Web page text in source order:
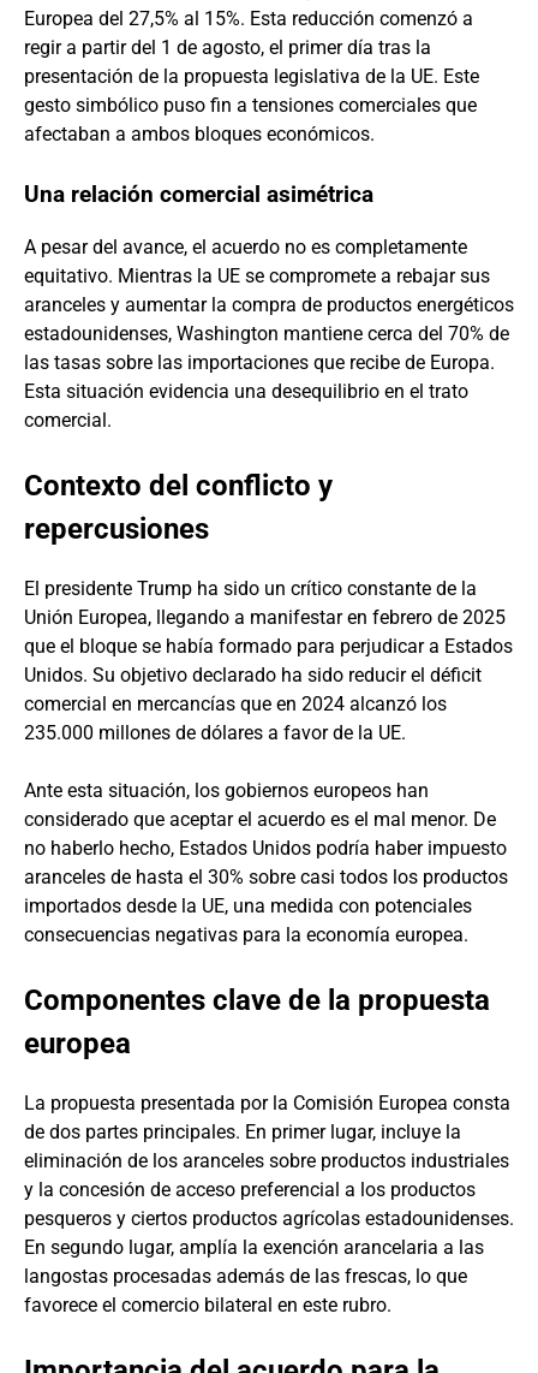
Europea del 27,5% al 15%. Esta reducción comenzó a
regir a partir del 1 de agosto, el primer día tras la
presentación de la propuesta legislativa de la UE. Este
gesto simbólico puso fin a tensiones comerciales que
afectaban a ambos bloques económicos.
Una relación comercial asimétrica
A pesar del avance, el acuerdo no es completamente
equitativo. Mientras la UE se compromete a rebajar sus
aranceles y aumentar la compra de productos energéticos
estadounidenses, Washington mantiene cerca del 70% de
las tasas sobre las importaciones que recibe de Europa.
Esta situación evidencia una desequilibrio en el trato
comercial.
Contexto del conflicto y
repercusiones
El presidente Trump ha sido un crítico constante de la
Unión Europea, llegando a manifestar en febrero de 2025
que el bloque se había formado para perjudicar a Estados
Unidos. Su objetivo declarado ha sido reducir el déficit
comercial en mercancías que en 2024 alcanzó los
235.000 millones de dólares a favor de la UE.
Ante esta situación, los gobiernos europeos han
considerado que aceptar el acuerdo es el mal menor. De
no haberlo hecho, Estados Unidos podría haber impuesto
aranceles de hasta el 30% sobre casi todos los productos
importados desde la UE, una medida con potenciales
consecuencias negativas para la economía europea.
Componentes clave de la propuesta
europea
La propuesta presentada por la Comisión Europea consta
de dos partes principales. En primer lugar, incluye la
eliminación de los aranceles sobre productos industriales
y la concesión de acceso preferencial a los productos
pesqueros y ciertos productos agrícolas estadounidenses.
En segundo lugar, amplía la exención arancelaria a las
langostas procesadas además de las frescas, lo que
favorece el comercio bilateral en este rubro.